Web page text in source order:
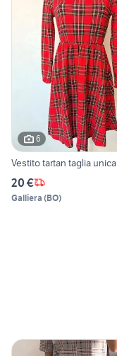
6
Vestito tartan taglia unica
20 €
Galliera (BO)